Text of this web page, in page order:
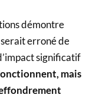
démontre
erroné de
significatif
mais